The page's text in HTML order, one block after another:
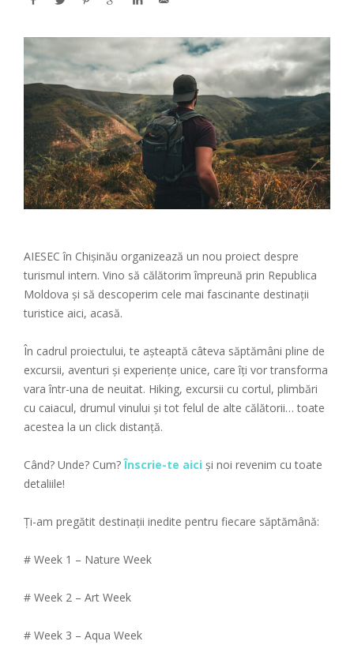
AIESEC în Chișinău organizează un nou proiect despre
turismul intern. Vino să călătorim împreună prin Republica
Moldova și să descoperim cele mai fascinante destinații
turistice aici, acasă.
În cadrul proiectului, te așteaptă câteva săptămâni pline de
excursii, aventuri și experiențe unice, care îți vor transforma
vara într-una de neuitat. Hiking, excursii cu cortul, plimbări
cu caiacul, drumul vinului și tot felul de alte călătorii… toate
acestea la un click distanță.
Când? Unde? Cum?Înscrie-te aici și noi revenim cu toate
detaliile!
Ți-am pregătit destinații inedite pentru fiecare săptămână:
# Week 1 – Nature Week
# Week 2 – Art Week
# Week 3 – Aqua Week